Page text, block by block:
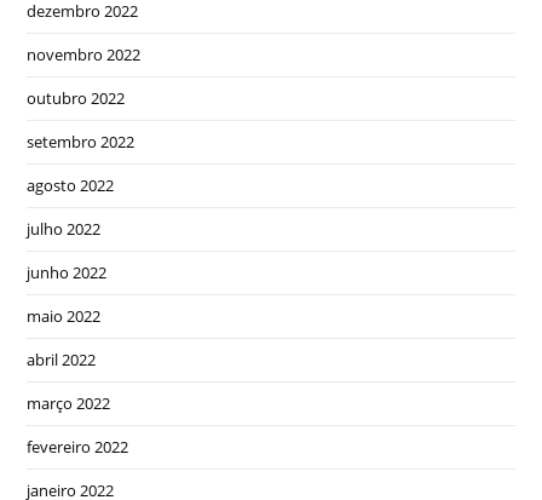
dezembro 2022
novembro 2022
outubro 2022
setembro 2022
agosto 2022
julho 2022
junho 2022
maio 2022
abril 2022
março 2022
fevereiro 2022
janeiro 2022